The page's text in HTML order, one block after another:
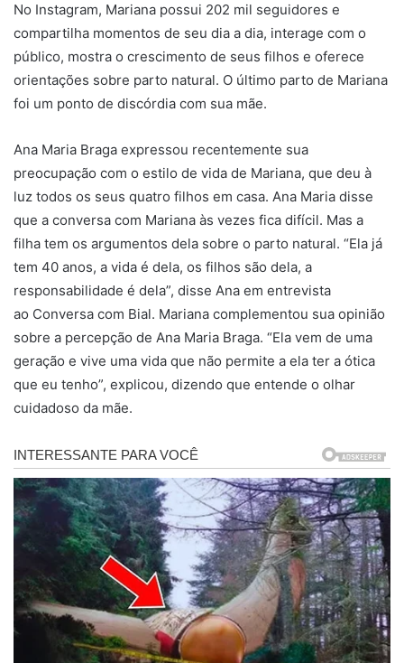
No Instagram, Mariana possui 202 mil seguidores e
compartilha momentos de seu dia a dia, interage com o
público, mostra o crescimento de seus filhos e oferece
orientações sobre parto natural. O último parto de Mariana
foi um ponto de discórdia com sua mãe.
Ana Maria Braga expressou recentemente sua
preocupação com o estilo de vida de Mariana, que deu à
luz todos os seus quatro filhos em casa. Ana Maria disse
que a conversa com Mariana às vezes fica difícil. Mas a
filha tem os argumentos dela sobre o parto natural. “Ela já
tem 40 anos, a vida é dela, os filhos são dela, a
responsabilidade é dela”, disse Ana em entrevista
ao Conversa com Bial. Mariana complementou sua opinião
sobre a percepção de Ana Maria Braga. “Ela vem de uma
geração e vive uma vida que não permite a ela ter a ótica
que eu tenho”, explicou, dizendo que entende o olhar
cuidadoso da mãe.